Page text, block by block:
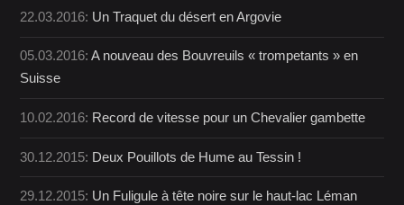
22.03.2016: Un Traquet du désert en Argovie
05.03.2016:A nouveau des Bouvreuils « trompetants » en
Suisse
10.02.2016: Record de vitesse pour un Chevalier gambette
30.12.2015: Deux Pouillots de Hume au Tessin !
29.12.2015: Un Fuligule à tête noire sur le haut-lac Léman